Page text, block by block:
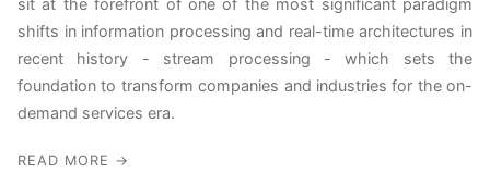
sit at the forefront of one of the most significant paradigm
shifts in information processing and real-time architectures in
recent history - stream processing - which sets the
foundation to transform companies and industries for the on-
demand services era.
READ MORE →